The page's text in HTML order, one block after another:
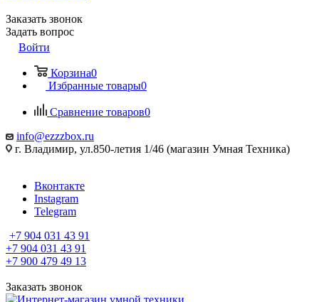
Заказать звонок
Задать вопрос
Войти
Корзина0
Избранные товары0
Сравнение товаров0
info@ezzzbox.ru
г. Владимир, ул.850-летия 1/46 (магазин Умная Техника)
Вконтакте
Instagram
Telegram
+7 904 031 43 91
+7 904 031 43 91
+7 900 479 49 13
Заказать звонок